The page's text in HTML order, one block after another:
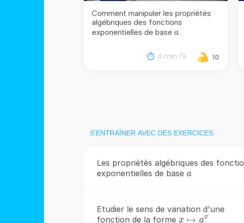
Comment manipuler les propriétés
algébriques des fonctions
exponentielles de base a
a
4 min 19 10
S'ENTRAÎNER AVEC DES EXERCICES
Les propriétés algébriques des
exponentielles de base a
a
Etudier le sens de variation d'une
fonction de la forme x\mapsto
x ↦ ax